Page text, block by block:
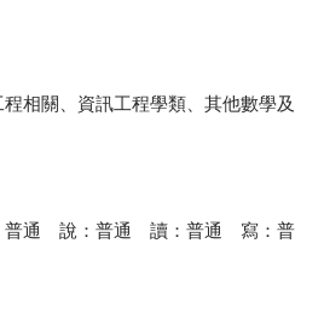
相關、資訊工程學類、其他數學及
普通 說：普通 讀：普通 寫：普